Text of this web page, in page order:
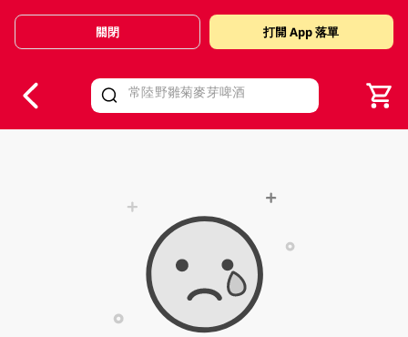
Valid Until 30 June 2026
關閉 打開 App 落單